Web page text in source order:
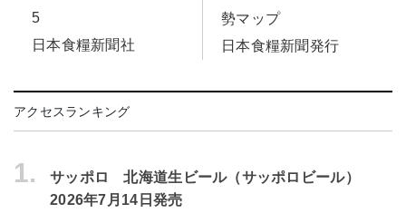
5
日本食糧新聞社
勢マップ
日本食糧新聞発行
アクセスランキング
1.
サッポロ 北海道生ビール（サッポロビール）
2026年7月14日発売